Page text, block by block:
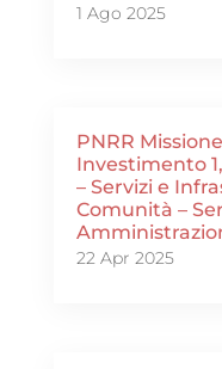
1 Ago 2025
PNRR
Investimento
– Servizi e
Comunità –
22 Apr 2025